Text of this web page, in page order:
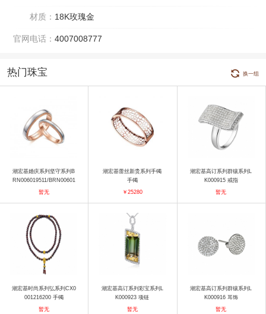
材质： 18K玫瑰金
官网电话： 4007008777
热门珠宝 换一组
潮宏基婚庆系列坚守系列B
RN006019511/BRN00601
9521 戒指
暂无
潮宏基蕾丝新贵系列手镯
手镯
￥25280
潮宏基高订系列群镶系列L
K000915 戒指
暂无
潮宏基时尚系列弘系列CX0
001216200 手镯
暂无
潮宏基高订系列彩宝系列L
K000923 项链
暂无
潮宏基高订系列群镶系列L
K000916 耳饰
暂无